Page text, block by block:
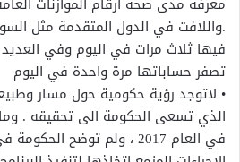
.واللافت في الدول المتقدمة مثل
فيها ثلاث مرات في اليوم وفي
تصفر حساباتها مرة واحدة في اليوم
• لاتوجد رؤية حكومية حول مسار
الذي تسعى الحكومة الى تحقيقه .